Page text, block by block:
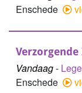
Enschede
Vandaag-
Enschede